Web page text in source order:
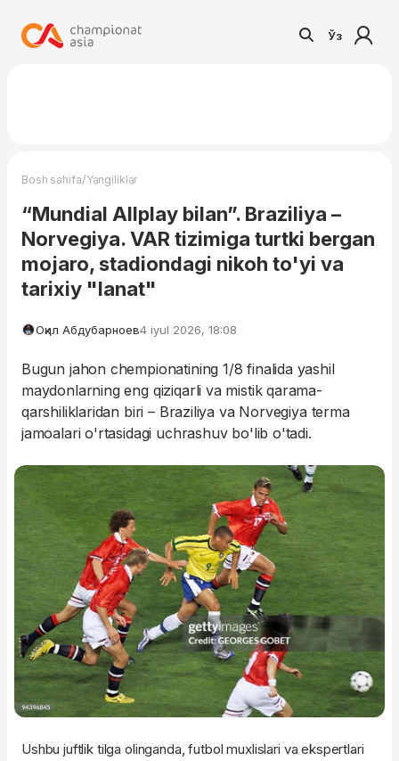
Ўз
Bosh sahifa/Yangiliklar
“Mundial Allplay bilan”. Braziliya –
Norvegiya. VAR tizimiga turtki bergan
mojaro, stadiondagi nikoh to'yi va
tarixiy "lanat"
Оқил Абдубарноев4 iyul 2026, 18:08
Bugun jahon chempionatining 1/8 finalida yashil
maydonlarning eng qiziqarli va mistik qarama-
qarshiliklaridan biri – Braziliya va Norvegiya terma
jamoalari o'rtasidagi uchrashuv bo'lib o'tadi.
Ushbu juftlik tilga olinganda, futbol muxlislari va ekspertlari